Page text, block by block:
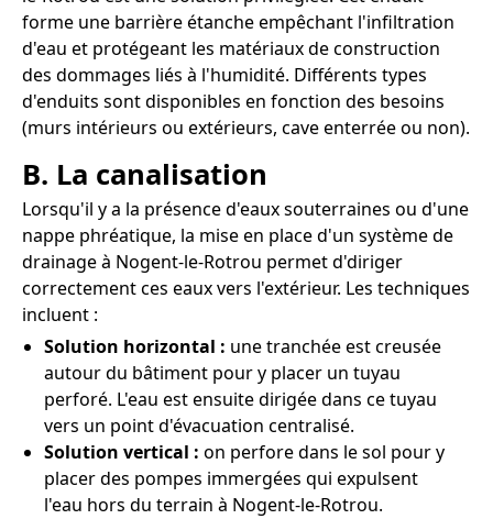
forme une barrière étanche empêchant l'infiltration
d'eau et protégeant les matériaux de construction
des dommages liés à l'humidité. Différents types
d'enduits sont disponibles en fonction des besoins
(murs intérieurs ou extérieurs, cave enterrée ou non).
B. La canalisation
Lorsqu'il y a la présence d'eaux souterraines ou d'une
nappe phréatique, la mise en place d'un système de
drainage à Nogent-le-Rotrou permet d'diriger
correctement ces eaux vers l'extérieur. Les techniques
incluent :
Solution horizontal : une tranchée est creusée
autour du bâtiment pour y placer un tuyau
perforé. L'eau est ensuite dirigée dans ce tuyau
vers un point d'évacuation centralisé.
Solution vertical : on perfore dans le sol pour y
placer des pompes immergées qui expulsent
l'eau hors du terrain à Nogent-le-Rotrou.